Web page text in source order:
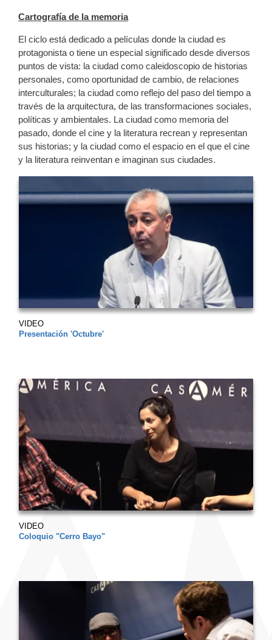
Cartografía de la memoria
El ciclo está dedicado a películas donde la ciudad es
protagonista o tiene un especial significado desde diversos
puntos de vista: la ciudad como caleidoscopio de historias
personales, como oportunidad de cambio, de relaciones
interculturales; la ciudad como reflejo del paso del tiempo a
través de la arquitectura, de las transformaciones sociales,
políticas y ambientales. La ciudad como memoria del
pasado, donde el cine y la literatura recrean y representan
sus historias; y la ciudad como el espacio en el que el cine
y la literatura reinventan e imaginan sus ciudades.
VIDEO
Presentación 'Octubre'
VIDEO
Coloquio "Cerro Bayo"